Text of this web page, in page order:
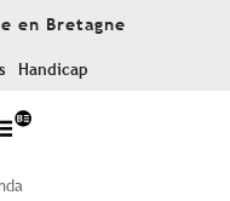
en Bretagne
Handicap